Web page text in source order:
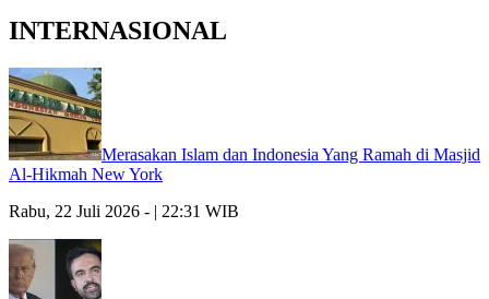
INTERNASIONAL
Merasakan Islam dan Indonesia Yang Ramah di Masjid
Al-Hikmah New York
Rabu, 22 Juli 2026 - | 22:31 WIB